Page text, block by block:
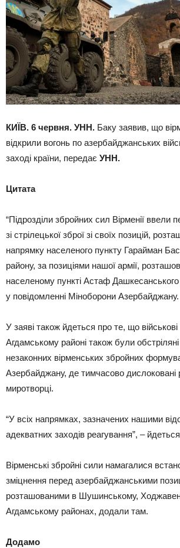
КИЇВ. 6 червня. УНН. Баку заявив, що
відкрили вогонь по азербайджанських
заході країни, передає УНН.
Цитата
“Підрозділи збройних сил Вірменії ввели
зі стрілецької зброї зі своїх позицій,
напрямку населеного пункту Гарайман
району, за позиціями нашої армії,
населеному пункті Астаф
у повідомленні Міноборони Азербайджану.
У заяві також йдеться про те, що військові
Агдамському районі також були
незаконних вірменських збройних
Азербайджану, де тимчасово дислоковані
миротворці.
“У всіх напрямках, зазначених нашими
адекватних заходів реагування”, –
Вірменські збройні сили намагалися
зміцнення перед азербайджанськими
розташованими в Шушинському,
Агдамському районах, додали там.
Додамо